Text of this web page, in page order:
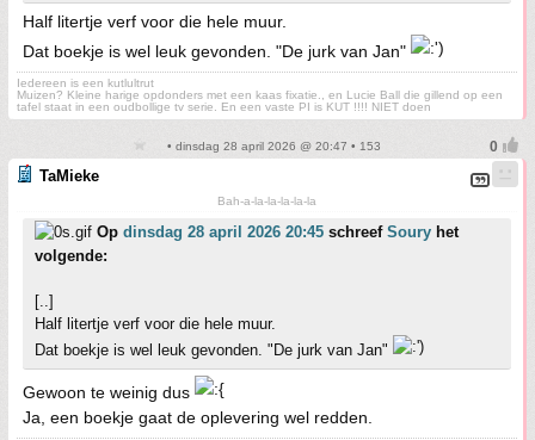
Half litertje verf voor die hele muur.
Dat boekje is wel leuk gevonden. "De jurk van Jan"
Iedereen is een kutlultrut
Muizen? Kleine harige opdonders met een kaas fixatie., en Lucie Ball die gillend op een
tafel staat in een oudbollige tv serie. En een vaste PI is KUT !!!! NIET doen
• dinsdag 28 april 2026 @ 20:47 • 153
TaMieke
Bah-a-la-la-la-la-la
Op dinsdag 28 april 2026 20:45 schreef Soury het
volgende:
[..]
Half litertje verf voor die hele muur.
Dat boekje is wel leuk gevonden. "De jurk van Jan"
Gewoon te weinig dus
Ja, een boekje gaat de oplevering wel redden.